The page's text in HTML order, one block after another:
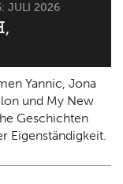
JULI 2026
Yannic, Jona
und My New
Geschichten
Eigenständigkeit.